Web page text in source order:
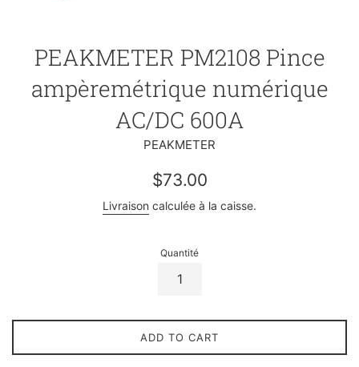
PEAKMETER PM2108 Pince
ampèremétrique numérique
AC/DC 600A
PEAKMETER
Prix
habituel
$73.00
Livraison calculée à la caisse.
Quantité
ADD TO CART